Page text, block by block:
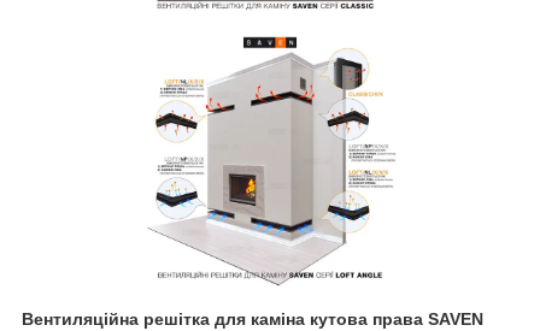
Вентиляційна решітка для каміна кутова права SAVEN